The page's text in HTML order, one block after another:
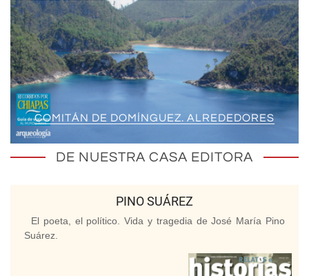
COMITÁN DE DOMÍNGUEZ. ALREDEDORES
DE NUESTRA CASA EDITORA
PINO SUÁREZ
El poeta, el político. Vida y tragedia de José María Pino
Suárez.